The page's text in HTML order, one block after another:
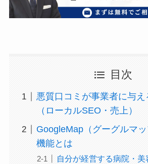
目次
悪質口コミが事業者に与
（ローカルSEO・売上）
GoogleMap（グーグルマ
機能とは
自分が経営する病院・